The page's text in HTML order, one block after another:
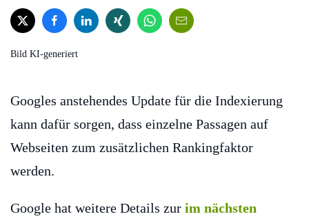
Bild KI-generiert
Googles anstehendes Update für die Indexierung
kann dafür sorgen, dass einzelne Passagen auf
Webseiten zum zusätzlichen Rankingfaktor
werden.
Google hat weitere Details zur im nächsten